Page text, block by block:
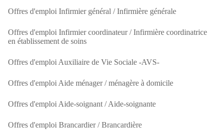
Offres d'emploi Infirmier général / Infirmière générale
Offres d'emploi Infirmier coordinateur / Infirmière coordinatrice
en établissement de soins
Offres d'emploi Auxiliaire de Vie Sociale -AVS-
Offres d'emploi Aide ménager / ménagère à domicile
Offres d'emploi Aide-soignant / Aide-soignante
Offres d'emploi Brancardier / Brancardière